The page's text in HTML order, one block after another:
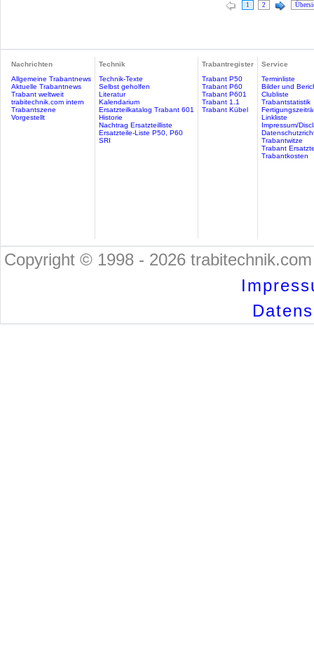
1 2
Nachrichten
Allgemeine Trabantnews
Aktuelle Trabantnews
Trabant weltweit
trabitechnik.com intern
Trabantszene
Vorgestellt
Technik
Technik-Texte
Selbst geholfen
Literatur
Kalendarium
Ersatzteilkatalog Trabant 601
Historie
Nachtrag Ersatzteilliste
Ersatzteile-Liste P50, P60
SRI
Trabantregister
Trabant P50
Trabant P60
Trabant P601
Trabant 1.1
Trabant Kübel
Service
Terminliste
Bilder und
Clubliste
Trabantstatistik
Linkliste
Impressum/
Trabantwitze
Trabant
Trabantkosten
Copyright © 1998 - 2026